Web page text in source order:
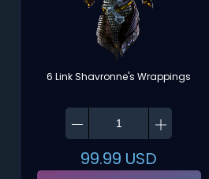
6 Link Shavronne's Wrappings
99.99 USD